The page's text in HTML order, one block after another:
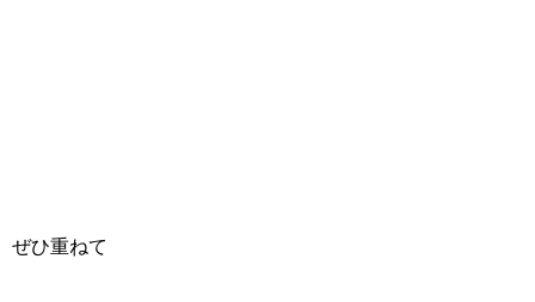
ぜひ重ねて